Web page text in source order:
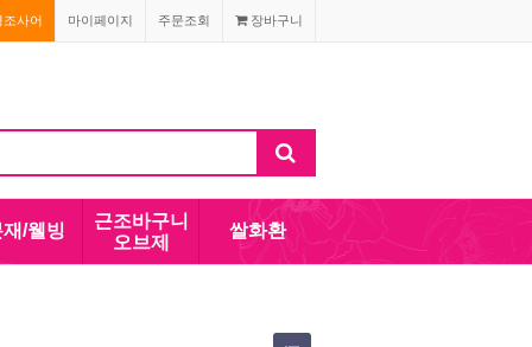
장바구니
주문조회
마이페이지
조사어
/웰빙
근조바구니
오브제
쌀화환